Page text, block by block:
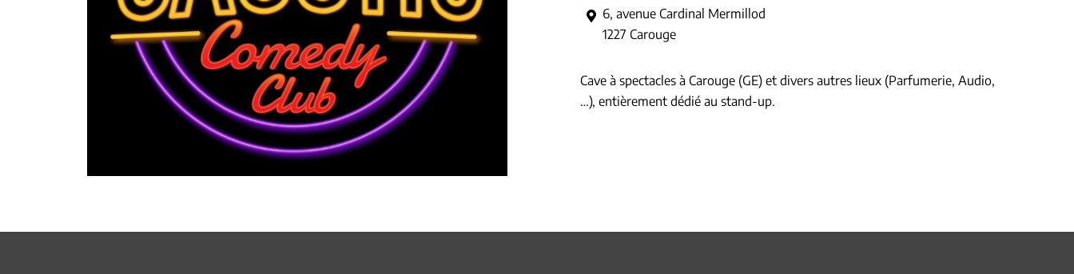
6, avenue Cardinal Mermillod
1227 Carouge
Cave à spectacles à Carouge (GE) et divers autres lieux (Parfumerie, Audio,
…), entièrement dédié au stand-up.